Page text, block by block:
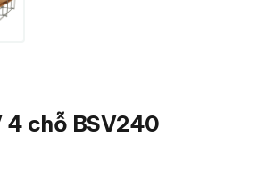
4 chỗ BSV240